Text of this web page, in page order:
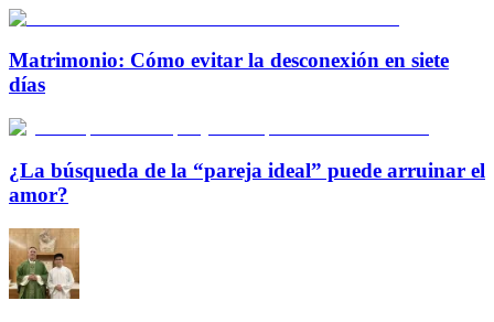
Matrimonio: Cómo evitar la desconexión en siete
días
¿La búsqueda de la “pareja ideal” puede arruinar el
amor?